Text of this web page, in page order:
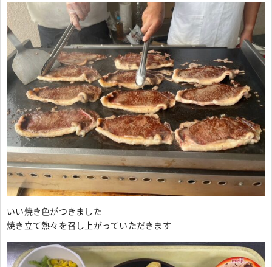
いい焼き色がつきました
焼き立て熱々を召し上がっていただきます